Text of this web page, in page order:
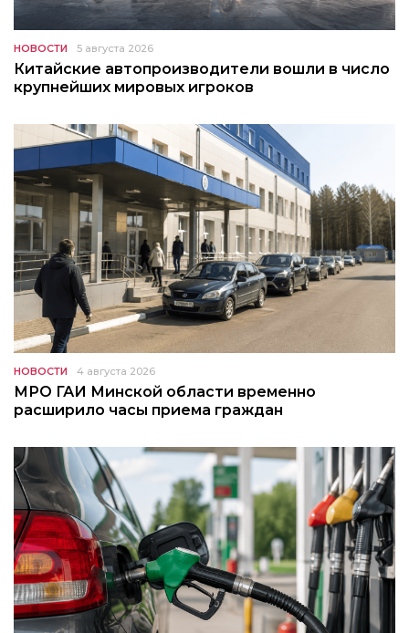
НОВОСТИ 5 августа 2026
Китайские автопроизводители вошли в число
крупнейших мировых игроков
НОВОСТИ 4 августа 2026
МРО ГАИ Минской области временно
расширило часы приема граждан